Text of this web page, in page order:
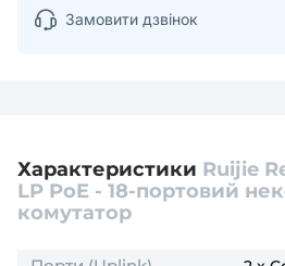
Замовити дзвінок
Характеристики Ruijie
LP PoE - 18-портовий
комутатор